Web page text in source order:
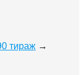
тираж →